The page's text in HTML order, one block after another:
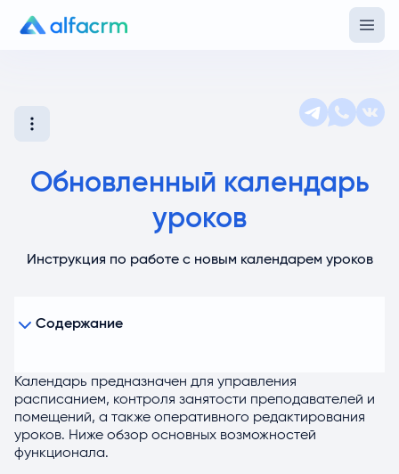
Обновленный календарь
уроков
Инструкция по работе с новым календарем уроков
Содержание
Навигация по календарю
Статусы уроков в календаре
Фильтрация занятий
Календарь предназначен для управления
расписанием, контроля занятости преподавателей и
помещений, а также оперативного редактирования
уроков. Ниже обзор основных возможностей
функционала.